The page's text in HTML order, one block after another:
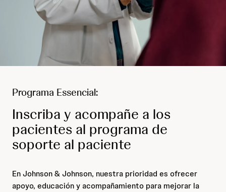
Programa Essencial:
Inscriba y acompañe a los
pacientes al programa de
soporte al paciente
En Johnson & Johnson, nuestra prioridad es ofrecer
apoyo, educación y acompañamiento para mejorar la